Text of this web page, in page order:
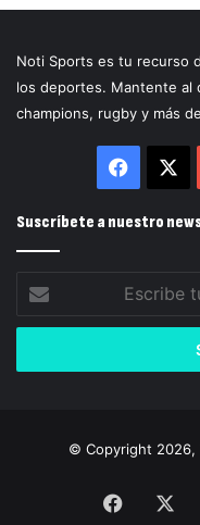
Noti Sports es tu recurso
los deportes. Mantente al
champions, rugby y más
Suscríbete a nuestro
correo
© Copyright 2026,